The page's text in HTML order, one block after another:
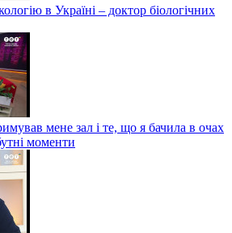
в Україні – доктор біологічних
мене зал і те, що я бачила в очах
моменти